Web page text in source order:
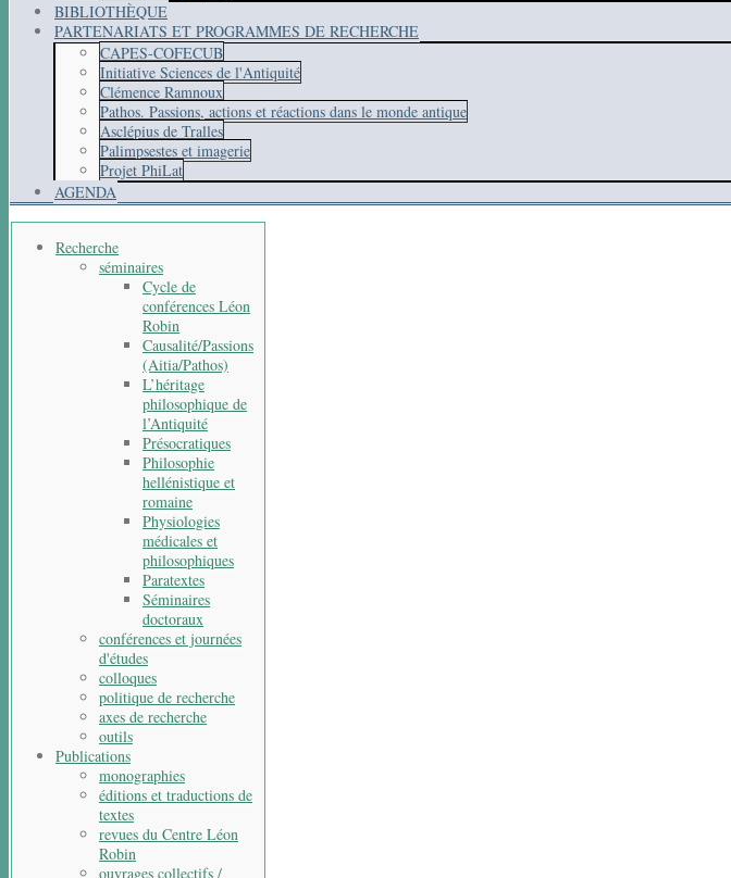
BIBLIOTHÈQUE
PARTENARIATS ET PROGRAMMES DE RECHERCHE
CAPES-COFECUB
Initiative Sciences de l'Antiquité
Clémence Ramnoux
Pathos. Passions, actions et réactions dans le monde antique
Asclépius de Tralles
Palimpsestes et imagerie
Projet PhiLat
AGENDA
Recherche
séminaires
Cycle de
conférences Léon
Robin
Causalité/Passions
(Aitia/Pathos)
L’héritage
philosophique de
l’Antiquité
Présocratiques
Philosophie
hellénistique et
romaine
Physiologies
médicales et
philosophiques
Paratextes
Séminaires
doctoraux
conférences et journées
d'études
colloques
politique de recherche
axes de recherche
outils
Publications
monographies
éditions et traductions de
textes
revues du Centre Léon
Robin
ouvrages collectifs /